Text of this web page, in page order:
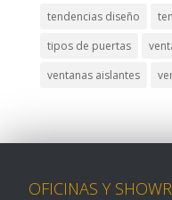
tendencias diseño
tipos de puertas
ventanas aislantes
OFICINAS Y